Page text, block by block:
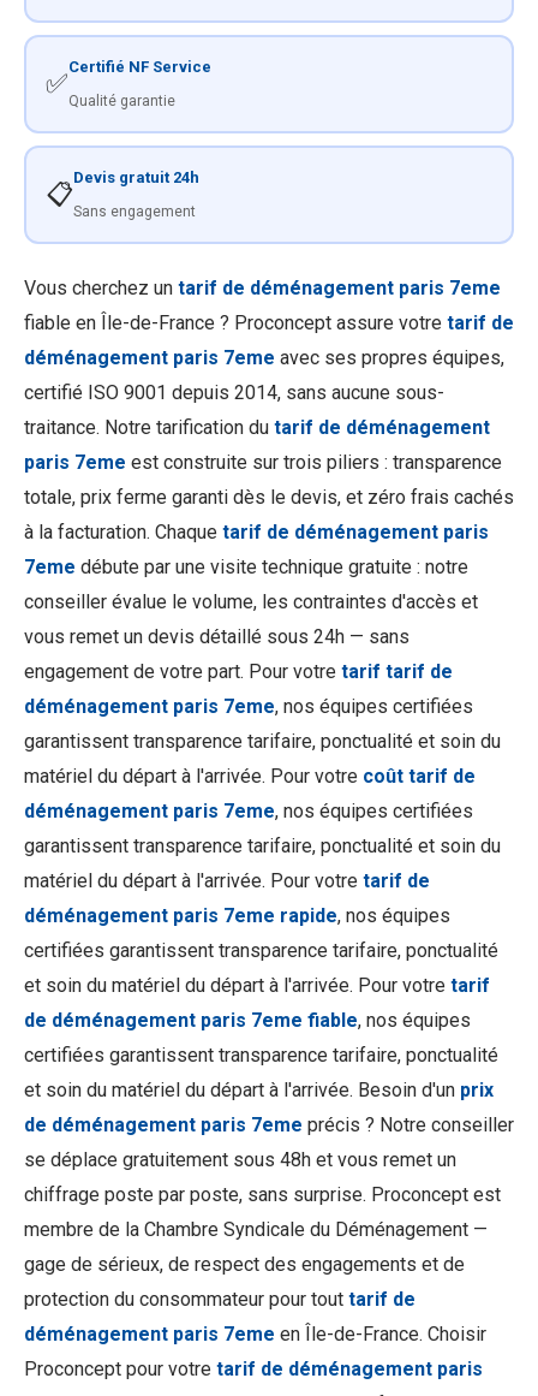
✅
Certifié NF Service
Qualité garantie
📋
Devis gratuit 24h
Sans engagement
Vous cherchez un tarif de déménagement paris 7eme
fiable en Île-de-France ? Proconcept assure votre tarif de
déménagement paris 7eme avec ses propres équipes,
certifié ISO 9001 depuis 2014, sans aucune sous-
traitance. Notre tarification du tarif de déménagement
paris 7eme est construite sur trois piliers : transparence
totale, prix ferme garanti dès le devis, et zéro frais cachés
à la facturation. Chaque tarif de déménagement paris
7eme débute par une visite technique gratuite : notre
conseiller évalue le volume, les contraintes d'accès et
vous remet un devis détaillé sous 24h — sans
engagement de votre part. Pour votre tarif tarif de
déménagement paris 7eme, nos équipes certifiées
garantissent transparence tarifaire, ponctualité et soin du
matériel du départ à l'arrivée. Pour votre coût tarif de
déménagement paris 7eme, nos équipes certifiées
garantissent transparence tarifaire, ponctualité et soin du
matériel du départ à l'arrivée. Pour votre tarif de
déménagement paris 7eme rapide, nos équipes
certifiées garantissent transparence tarifaire, ponctualité
et soin du matériel du départ à l'arrivée. Pour votre tarif
de déménagement paris 7eme fiable, nos équipes
certifiées garantissent transparence tarifaire, ponctualité
et soin du matériel du départ à l'arrivée. Besoin d'un prix
de déménagement paris 7eme précis ? Notre conseiller
se déplace gratuitement sous 48h et vous remet un
chiffrage poste par poste, sans surprise. Proconcept est
membre de la Chambre Syndicale du Déménagement —
gage de sérieux, de respect des engagements et de
protection du consommateur pour tout tarif de
déménagement paris 7eme en Île-de-France. Choisir
Proconcept pour votre tarif de déménagement paris